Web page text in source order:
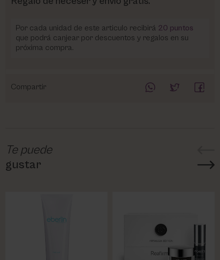
Por cada unidad de este articulo recibirá 20 puntos
que podrá canjear por descuentos y regalos en su
próxima compra.
Compartir
Te puede
gustar